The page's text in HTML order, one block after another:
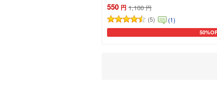
550 円 1,100 円
(5)
(1)
カート